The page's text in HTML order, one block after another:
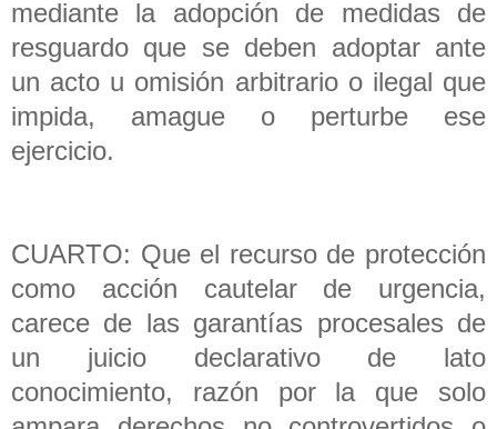
mediante la adopción de medidas de
resguardo que se deben adoptar ante
un acto u omisión arbitrario o ilegal que
impida, amague o perturbe ese
ejercicio.
CUARTO: Que el recurso de protección
como acción cautelar de urgencia,
carece de las garantías procesales de
un juicio declarativo de lato
conocimiento, razón por la que solo